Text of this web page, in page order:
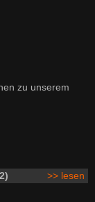
zu unserem
>> lesen